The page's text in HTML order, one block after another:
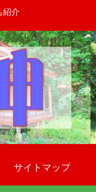
紹介
サイトマップ